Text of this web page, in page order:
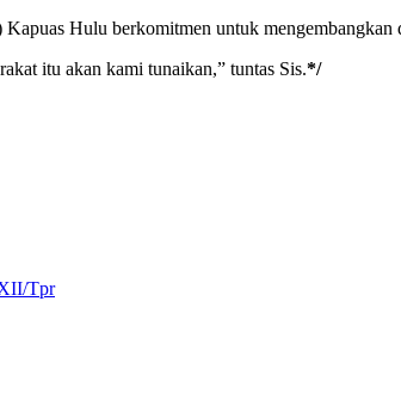
Hulu berkomitmen untuk
itu akan kami tunaikan,” tuntas Sis.*/
Tpr